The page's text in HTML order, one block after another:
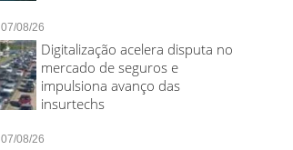
07/08/26
Digitalização acelera disputa no
mercado de seguros e
impulsiona avanço das
insurtechs
07/08/26